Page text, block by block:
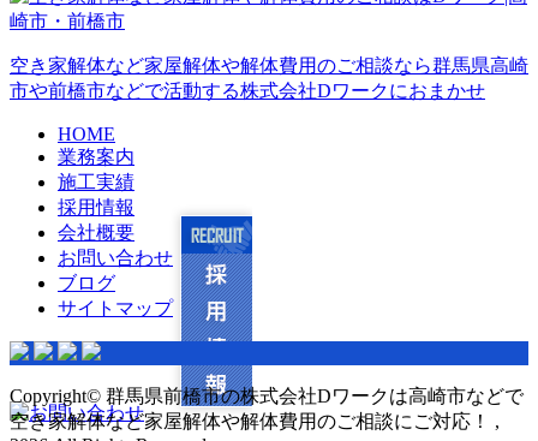
空き家解体など家屋解体や解体費用のご相談なら群馬県高崎
市や前橋市などで活動する株式会社Dワークにおまかせ
HOME
業務案内
施工実績
採用情報
会社概要
お問い合わせ
ブログ
サイトマップ
Copyright© 群馬県前橋市の株式会社Dワークは高崎市などで
空き家解体など家屋解体や解体費用のご相談にご対応！ ,